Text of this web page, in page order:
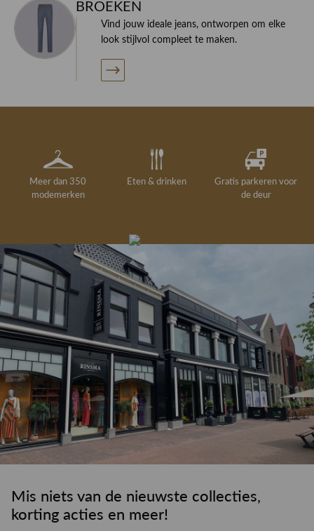
BROEKEN
Vind jouw ideale jeans, ontworpen om elke
look stijlvol compleet te maken.
Meer dan 350
modemerken
Eten & drinken
Gratis parkeren voor
de deur
drankje
Gratis retourneren in
de winkel
Deskundig
kledingadvies
Mis niets van de nieuwste collecties,
korting acties en meer!